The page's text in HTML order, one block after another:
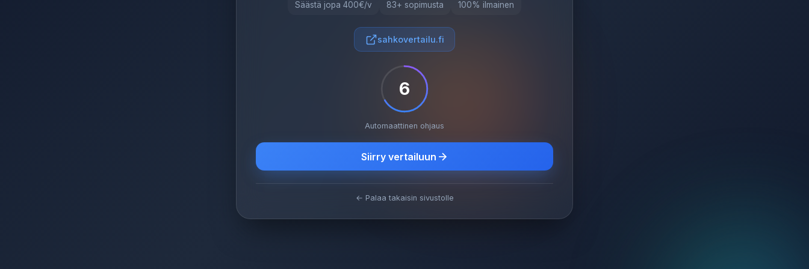
Säästä jopa 400€/v 83+ sopimusta 100% ilmainen
sahkovertailu.fi
5
Automaattinen ohjaus
Siirry vertailuun
← Palaa takaisin sivustolle